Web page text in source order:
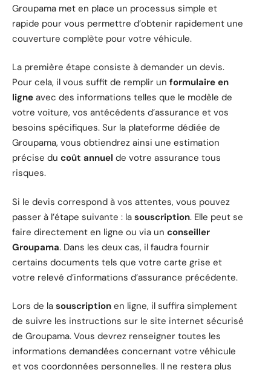
Groupama met en place un processus simple et
rapide pour vous permettre d’obtenir rapidement une
couverture complète pour votre véhicule.
La première étape consiste à demander un devis.
Pour cela, il vous suffit de remplir un formulaire en
ligne avec des informations telles que le modèle de
votre voiture, vos antécédents d’assurance et vos
besoins spécifiques. Sur la plateforme dédiée de
Groupama, vous obtiendrez ainsi une estimation
précise du coût annuel de votre assurance tous
risques.
Si le devis correspond à vos attentes, vous pouvez
passer à l’étape suivante : la souscription. Elle peut se
faire directement en ligne ou via un conseiller
Groupama. Dans les deux cas, il faudra fournir
certains documents tels que votre carte grise et
votre relevé d’informations d’assurance précédente.
Lors de la souscription en ligne, il suffira simplement
de suivre les instructions sur le site internet sécurisé
de Groupama. Vous devrez renseigner toutes les
informations demandées concernant votre véhicule
et vos coordonnées personnelles. Il ne restera plus